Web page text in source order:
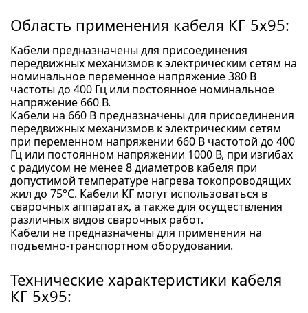
Область применения кабеля КГ 5x95:
Кабели предназначены для присоединения
передвижных механизмов к электрическим сетям на
номинальное переменное напряжение 380 В
частоты до 400 Гц или постоянное номинальное
напряжение 660 В.
Кабели на 660 В предназначены для присоединения
передвижных механизмов к электрическим сетям
при переменном напряжении 660 В частотой до 400
Гц или постоянном напряжении 1000 В, при изгибах
с радиусом не менее 8 диаметров кабеля при
допустимой температуре нагрева токопроводящих
жил до 75°С. Кабели КГ могут использоваться в
сварочных аппаратах, а также для осуществления
различных видов сварочных работ.
Кабели не предназначены для применения на
подъемно-транспортном оборудовании.
Технические характеристики кабеля
КГ 5x95: